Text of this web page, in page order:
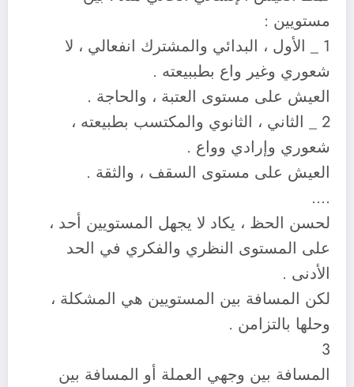
مستويين :
1 _ الأول ، البدائي والمشترك انفعالي ، لا
شعوري وغير واع بطببيعته .
العيش على مستوى العتبة ، والحاجة .
2 _ الثاني ، الثانوي والمكتسب بطبيعته ،
شعوري وإرادي وواع .
العيش على مستوى السقف ، والثقة .
….
لحسن الحظ ، يكاد لا يجهل المستويين أحد ،
على المستوى النظري والفكري في الحد
الأدنى .
لكن المسافة بين المستويين هي المشكلة ،
وحلها بالتزامن .
3
المسافة بين وجهي العملة أو المسافة بين